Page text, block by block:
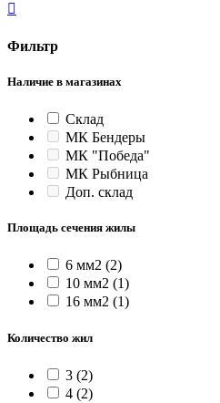

Фильтр
Наличие в магазинах
Склад
МК Бендеры
МК "Победа"
МК Рыбница
Доп. склад
Площадь сечения жилы
6 мм2 (2)
10 мм2 (1)
16 мм2 (1)
Количество жил
3 (2)
4 (2)